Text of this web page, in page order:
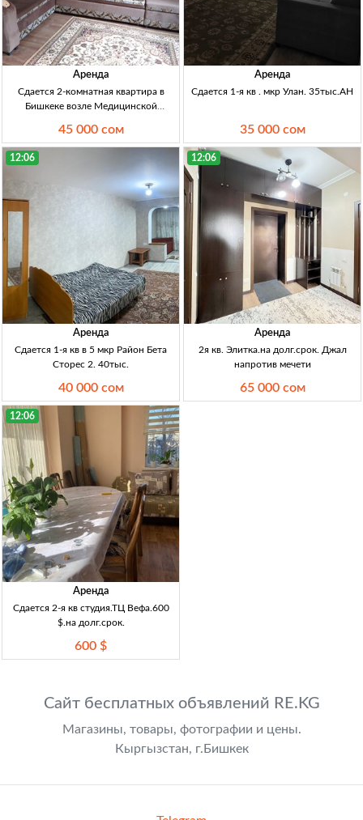
Аренда
Сдается 2-комнатная квартира в
Бишкеке возле Медицинской
конд., водонагр., р-н Медакадемии,
Ахунбаева/Тыныстанова, ар. 45 тыс.
45 000 сом
Аренда
Сдается 1-я кв . мкр Улан. 35тыс.АН
35 000 сом
12:06
Аренда
Сдается 1-я кв в 5 мкр Район Бета
Сторес 2. 40тыс.
40 000 сом
12:06
Аренда
2я кв. Элитка.на долг.срок. Джал
напротив мечети
65 000 сом
12:06
Аренда
Сдается 2-я кв студия.ТЦ Вефа.600
$.на долг.срок.
600 $
Сайт бесплатных объявлений RE.KG
Магазины, товары, фотографии и цены.
Кыргызстан, г.Бишкек